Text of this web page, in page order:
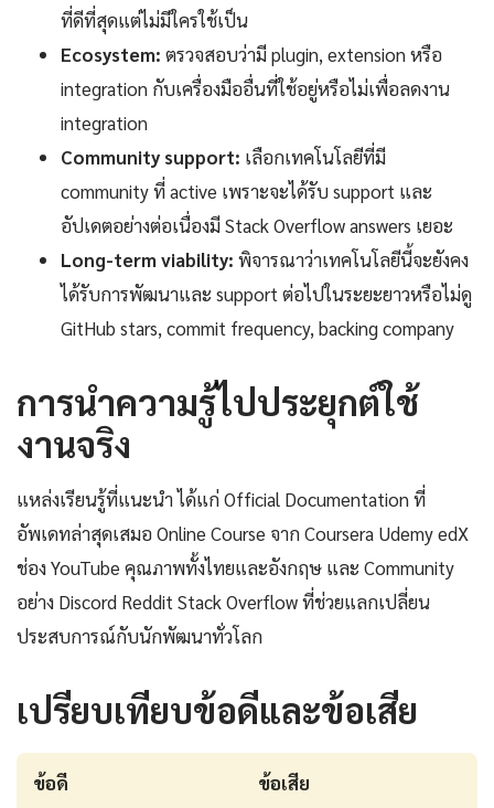
ที่ดีที่สุดแต่ไม่มีใครใช้เป็น
Ecosystem: ตรวจสอบว่ามี plugin, extension หรือ
integration กับเครื่องมืออื่นที่ใช้อยู่หรือไม่เพื่อลดงาน
integration
Community support: เลือกเทคโนโลยีที่มี
community ที่ active เพราะจะได้รับ support และ
อัปเดตอย่างต่อเนื่องมี Stack Overflow answers เยอะ
Long-term viability: พิจารณาว่าเทคโนโลยีนี้จะยังคง
ได้รับการพัฒนาและ support ต่อไปในระยะยาวหรือไม่ดู
GitHub stars, commit frequency, backing company
การนำความรู้ไปประยุกต์ใช้
งานจริง
แหล่งเรียนรู้ที่แนะนำ ได้แก่ Official Documentation ที่
อัพเดทล่าสุดเสมอ Online Course จาก Coursera Udemy edX
ช่อง YouTube คุณภาพทั้งไทยและอังกฤษ และ Community
อย่าง Discord Reddit Stack Overflow ที่ช่วยแลกเปลี่ยน
ประสบการณ์กับนักพัฒนาทั่วโลก
เปรียบเทียบข้อดีและข้อเสีย
ข้อดี ข้อเสีย